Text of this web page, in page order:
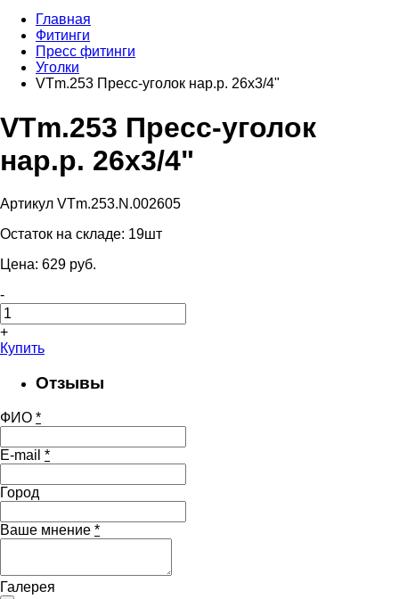
Главная
Фитинги
Пресс фитинги
Уголки
VTm.253 Пресс-уголок нар.р. 26х3/4"
VTm.253 Пресс-уголок
нар.р. 26х3/4"
Артикул VTm.253.N.002605
Остаток на складе: 19шт
Цена: 629 pуб.
-
+
Купить
Отзывы
ФИО *
E-mail *
Город
Ваше мнение *
Галерея